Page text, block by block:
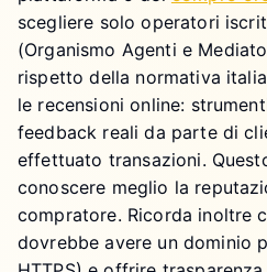
scegliere solo operatori
(Organismo Agenti e
rispetto della normativa
le recensioni online:
feedback reali da parte di
effettuato transazioni.
conoscere meglio la
compratore. Ricorda inoltre
dovrebbe avere un dominio